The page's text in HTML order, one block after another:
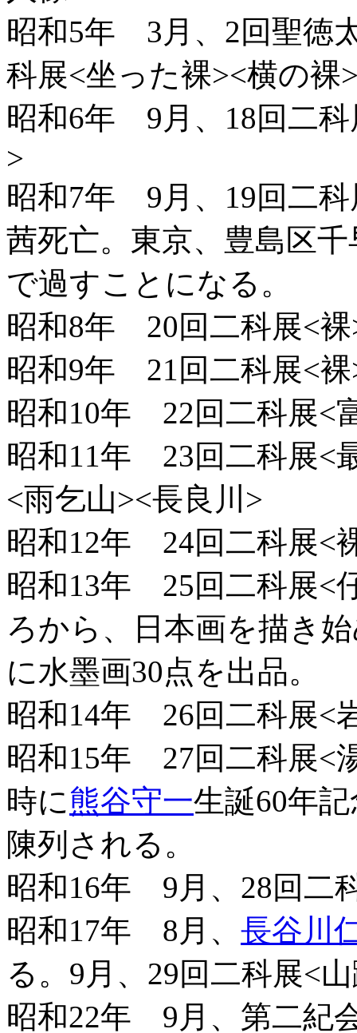
昭和5年 3月、2回聖徳
科展<坐った裸><横の裸
昭和6年 9月、18回二科
>
昭和7年 9月、19回二科
茜死亡。東京、豊島区
で過すことになる。
昭和8年 20回二科展<裸
昭和9年 21回二科展<裸
昭和10年 22回二科展<
昭和11年 23回二科展<
<雨乞山><長良川>
昭和12年 24回二科展<
昭和13年 25回二科展<
ろから、日本画を描き
に水墨画30点を出品。
昭和14年 26回二科展<
昭和15年 27回二科展<
時に熊谷守一生誕60年
陳列される。
昭和16年 9月、28回二
昭和17年 8月、 長谷川
る。9月、29回二科展<
昭和22年 9月、第二紀